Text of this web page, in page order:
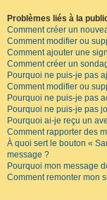
Problèmes liés à la
Comment créer un
Comment modifier ou
Comment ajouter une
Comment créer un
Pourquoi ne puis-je pas
Comment modifier ou
Pourquoi ne puis-je pas
Pourquoi ne puis-je pas
Pourquoi ai-je reçu un
Comment rapporter des
À quoi sert le bouton «
message ?
Pourquoi mon message
Comment remonter mon